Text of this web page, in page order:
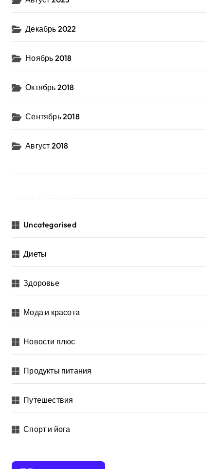
Декабрь 2022
Ноябрь 2018
Октябрь 2018
Сентябрь 2018
Август 2018
Uncategorised
Диеты
Здоровье
Мода и красота
Новости плюс
Продукты питания
Путешествия
Спорт и йога